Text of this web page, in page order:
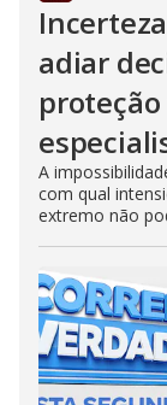
adiar
A
com qual
extremo não